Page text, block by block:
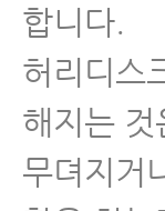
- 허리
- 허리
까? 전
합니다.
허리디스
해지는
무뎌지거